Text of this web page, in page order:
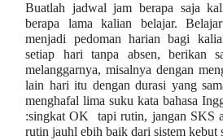
Buatlah jadwal jam berapa saja
berapa lama kalian belajar.
menjadi pedoman harian bagi
setiap hari tanpa absen, berikan
melanggarnya, misalnya dengan
lain hari itu dengan durasi yang
menghafal lima suku kata bahasa
:singkat OK tapi rutin, jangan SKS
rutin jauhl ebih baik dari sistem kebut